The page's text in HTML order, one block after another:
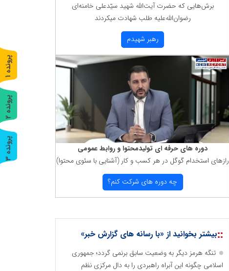
برش‌هایی كه حضرت آیت‌الله شهید سیّدعلی خامنه‌ای
رضوان‌الله‌علیه طلب شهادت میكردند
رهبر شهیدم
دوره های حرفه ای تولیدمحتوا و روابط عمومی
رازهای استخدام گوگل در هر كسب و كار (آشنایی با سئوی محتوا)
چه دوره های شركت كنم؟
::بیشتر بخوانید از «با رسانه های گزارش خبر»
تنگه هرمز دیگر به وضعیت سابق برنمی گردد؛ جمهوری
اسلامی چگونه این آبراه راهبردی را به دال مرکزی نظم
پ
ر
و
ن
د
ه
1
پ
ر
و
ن
د
ه
2
پ
ر
و
ن
د
ه
3